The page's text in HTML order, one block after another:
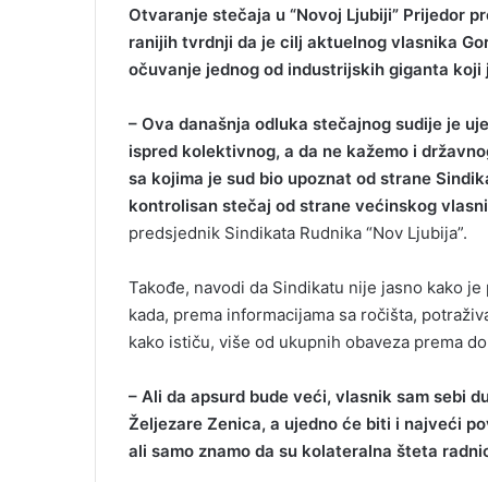
Otvaranje stečaja u “Novoj Ljubiji” Prijedor
ranijih tvrdnji da je cilj aktuelnog vlasnika
očuvanje jednog od industrijskih giganta
– Ova današnja odluka stečajnog sudije je
ispred kolektivnog, a da ne kažemo i
sa kojima je sud bio upoznat od strane
kontrolisan stečaj od strane većinskog
predsjednik Sindikata Rudnika “Nov Ljubija”.
Takođe, navodi da Sindikatu nije jasno kako
kada, prema informacijama sa ročišta,
kako ističu, više od ukupnih obaveza prema
– Ali da apsurd bude veći, vlasnik sam sebi
Željezare Zenica, a ujedno će biti i najveći
ali samo znamo da su kolateralna šteta